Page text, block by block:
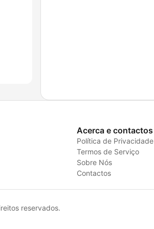
Acerca e contactos
Política de Privacidade
Termos de Serviço
Sobre Nós
Contactos
reservados.